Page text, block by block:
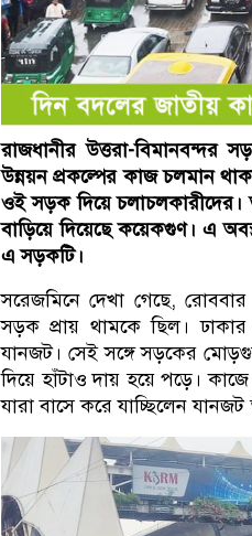
রাজধানীর উত্তরা-
উন্নয়ন প্রকল্পের কাজ চলমান
ওই সড়ক দিয়ে চলাচলকারীদের।
বাড়িয়ে দিয়েছে কয়েকগুণ। এ
এ সড়কটি।
সরেজমিনে দেখা গেছে,
সড়ক প্রায় থামকে ছিল।
যানজট। সেই সঙ্গে সড়কের
দিয়ে হাঁটাও দায় হয়ে পড়ে।
যারা বাসে করে যাচ্ছিলেন